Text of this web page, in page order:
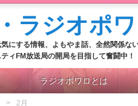
にする情報、よもやま話、全然関係な
ィFM放送局の開局を目指して奮闘中！
ラジオポワロとは
2月